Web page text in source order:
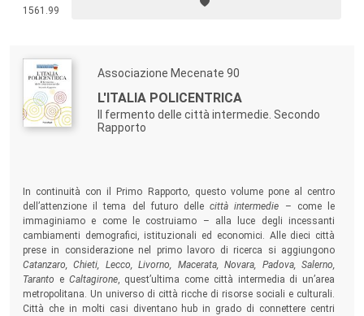
1561.99
Associazione Mecenate 90
L'ITALIA POLICENTRICA
Il fermento delle città intermedie. Secondo
Rapporto
In continuità con il Primo Rapporto, questo volume pone al centro
dell’attenzione il tema del futuro dellecittà intermedie – come le
immaginiamo e come le costruiamo – alla luce degli incessanti
cambiamenti demografici, istituzionali ed economici. Alle dieci città
prese in considerazione nel primo lavoro di ricerca si aggiungono
Catanzaro, Chieti, Lecco, Livorno, Macerata, Novara, Padova, Salerno,
Taranto e Caltagirone, quest’ultima come città intermedia di un’area
metropolitana. Un universo di città ricche di risorse sociali e culturali.
Città che in molti casi diventano hub in grado di connettere centri